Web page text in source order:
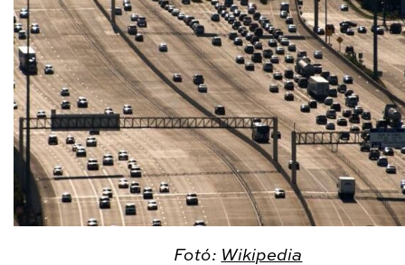
Fotó: Wikipedia